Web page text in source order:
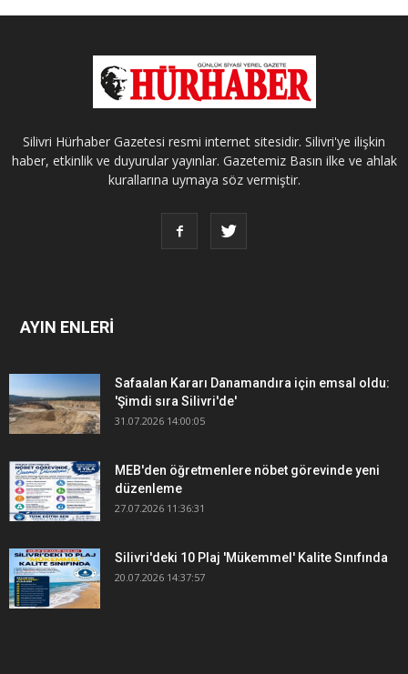
Silivri Hürhaber Gazetesi resmi internet sitesidir. Silivri'ye ilişkin
haber, etkinlik ve duyurular yayınlar. Gazetemiz Basın ilke ve ahlak
kurallarına uymaya söz vermiştir.
AYIN ENLERİ
Safaalan Kararı Danamandıra için emsal oldu:
'Şimdi sıra Silivri'de'
31.07.2026 14:00:05
MEB'den öğretmenlere nöbet görevinde yeni
düzenleme
27.07.2026 11:36:31
Silivri'deki 10 Plaj 'Mükemmel' Kalite Sınıfında
20.07.2026 14:37:57